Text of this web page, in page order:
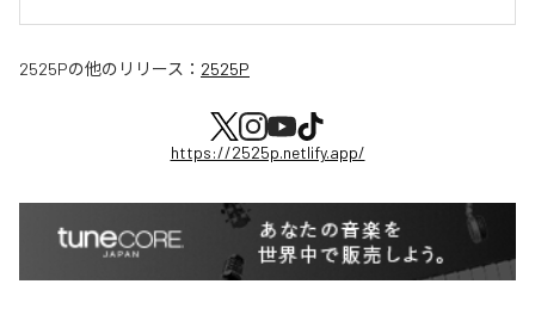
2525Pの他のリリース： 2525P
https://2525p.netlify.app/